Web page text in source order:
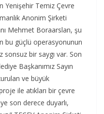
Yenişehir Temiz Çevre
Anonim Şirketi
Mehmet Boraarslan, şu
bu güçlü operasyonunun
sonsuz bir saygı var. Son
Başkanımız Sayın
ve büyük
ile atıkları bir çevre
son derece duyarlı,